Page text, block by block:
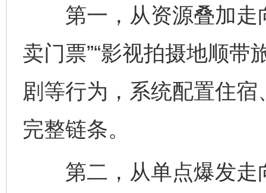
第一，从资源叠加走
卖门票”“影视拍摄地顺带
剧等行为，系统配置住
完整链条。
第二，从单点爆发走